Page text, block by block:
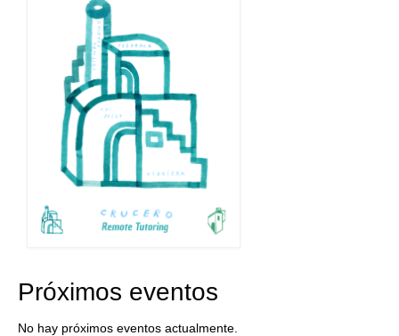
Próximos eventos
No hay próximos eventos actualmente.